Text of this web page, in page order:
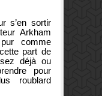
s’en sortir
Arkham
comme
part de
déjà ou
pour
roublard